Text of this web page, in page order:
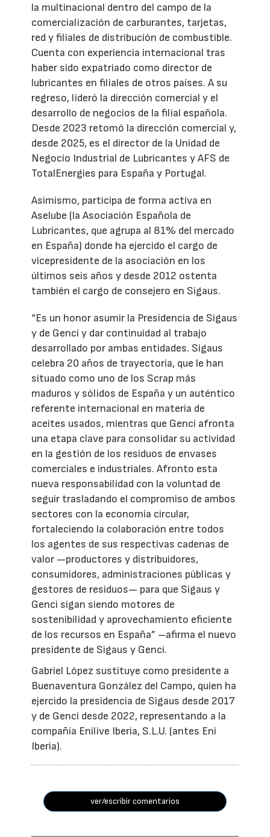
la multinacional dentro del campo de la
comercialización de carburantes, tarjetas,
red y filiales de distribución de combustible.
Cuenta con experiencia internacional tras
haber sido expatriado como director de
lubricantes en filiales de otros países. A su
regreso, lideró la dirección comercial y el
desarrollo de negocios de la filial española.
Desde 2023 retomó la dirección comercial y,
desde 2025, es el director de la Unidad de
Negocio Industrial de Lubricantes y AFS de
TotalEnergies para España y Portugal.
Asimismo, participa de forma activa en
Aselube (la Asociación Española de
Lubricantes, que agrupa al 81% del mercado
en España) donde ha ejercido el cargo de
vicepresidente de la asociación en los
últimos seis años y desde 2012 ostenta
también el cargo de consejero en Sigaus.
“Es un honor asumir la Presidencia de Sigaus
y de Genci y dar continuidad al trabajo
desarrollado por ambas entidades. Sigaus
celebra 20 años de trayectoria, que le han
situado como uno de los Scrap más
maduros y sólidos de España y un auténtico
referente internacional en materia de
aceites usados, mientras que Genci afronta
una etapa clave para consolidar su actividad
en la gestión de los residuos de envases
comerciales e industriales. Afronto esta
nueva responsabilidad con la voluntad de
seguir trasladando el compromiso de ambos
sectores con la economía circular,
fortaleciendo la colaboración entre todos
los agentes de sus respectivas cadenas de
valor —productores y distribuidores,
consumidores, administraciones públicas y
gestores de residuos— para que Sigaus y
Genci sigan siendo motores de
sostenibilidad y aprovechamiento eficiente
de los recursos en España” –afirma el nuevo
presidente de Sigaus y Genci.
Gabriel López sustituye como presidente a
Buenaventura González del Campo, quien ha
ejercido la presidencia de Sigaus desde 2017
y de Genci desde 2022, representando a la
compañía Enilive Iberia, S.L.U. (antes Eni
Iberia).
ver/escribir comentarios